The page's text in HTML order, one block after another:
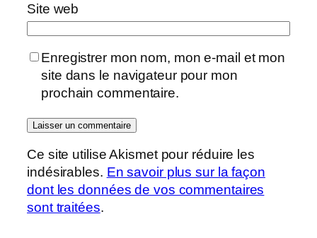
Site web
Enregistrer mon nom, mon e-mail et mon
site dans le navigateur pour mon
prochain commentaire.
Ce site utilise Akismet pour réduire les
indésirables. En savoir plus sur la façon
dont les données de vos commentaires
sont traitées.